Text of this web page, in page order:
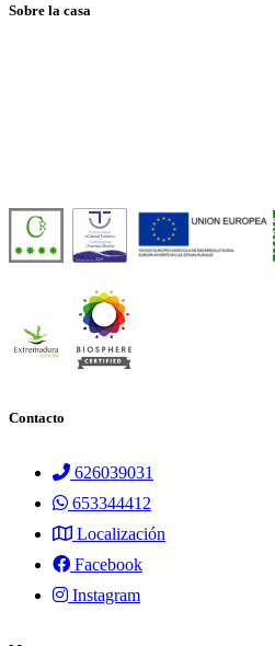
Sobre la casa
Contacto
626039031
653344412
Localización
Facebook
Instagram